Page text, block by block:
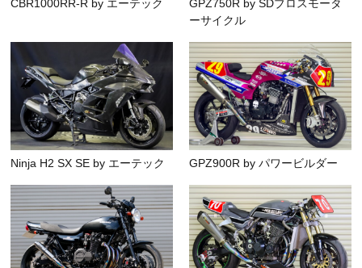
CBR1000RR-R by エーテック
GPZ750R by SDブロスモータ
ーサイクル
Ninja H2 SX SE by エーテック GPZ900R by パワービルダー